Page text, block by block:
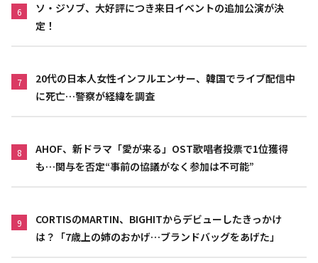
6
ソ・ジソブ、大好評につき来日イベントの追加公演が決
定！
7
20代の日本人女性インフルエンサー、韓国でライブ配信中
に死亡…警察が経緯を調査
8
AHOF、新ドラマ「愛が来る」OST歌唱者投票で1位獲得
も…関与を否定“事前の協議がなく参加は不可能”
9
CORTISのMARTIN、BIGHITからデビューしたきっかけ
は？「7歳上の姉のおかげ…ブランドバッグをあげた」